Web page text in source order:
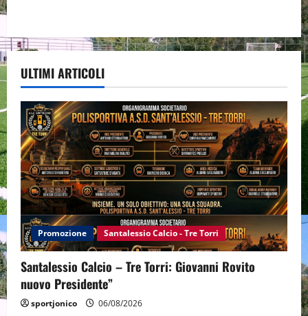
ULTIMI ARTICOLI
Promozione Santalessio Calcio - Tre Torri
Santalessio Calcio – Tre Torri: Giovanni Rovito
nuovo Presidente”
sportjonico 06/08/2026